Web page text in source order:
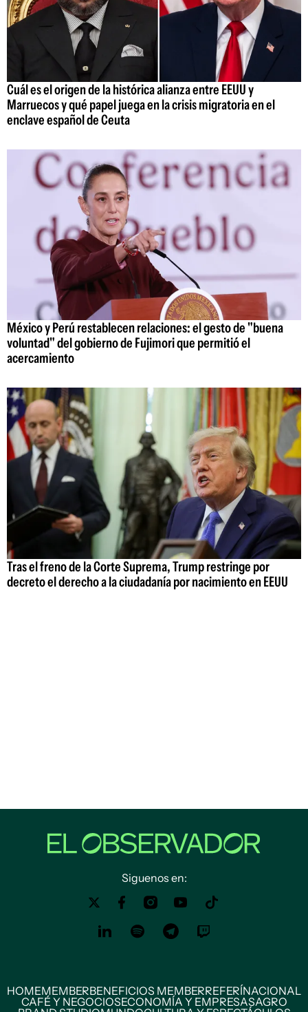
Cuál es el origen de la histórica alianza entre EEUU y
Marruecos y qué papel juega en la crisis migratoria en el
enclave español de Ceuta
México y Perú restablecen relaciones: el gesto de "buena
voluntad" del gobierno de Fujimori que permitió el
acercamiento
Tras el freno de la Corte Suprema, Trump restringe por
decreto el derecho a la ciudadanía por nacimiento en EEUU
Siguenos en:
HOMEMEMBERBENEFICIOS MEMBERREFERÍNACIONAL
CAFÉ Y NEGOCIOSECONOMÍA Y EMPRESASAGRO